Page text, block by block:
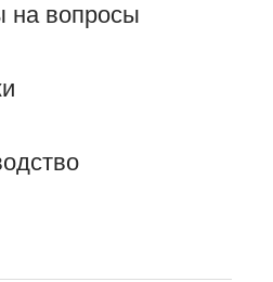
на вопросы